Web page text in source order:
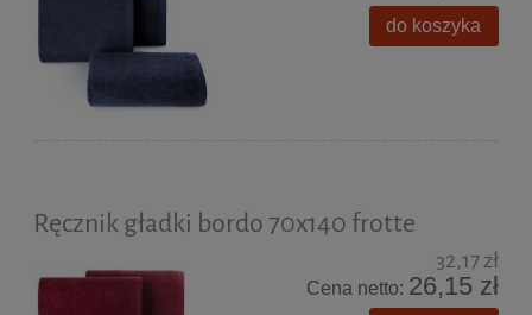
do koszyka
Ręcznik gładki bordo 70x140 frotte
32,17 zł
Cena netto: 26,15 zł